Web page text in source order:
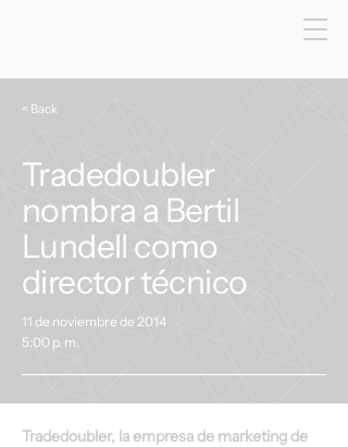
< Back
Tradedoubler
nombra a Bertil
Lundell como
director técnico
11 de noviembre de 2014
5:00 p. m.
Tradedoubler, la empresa de marketing de